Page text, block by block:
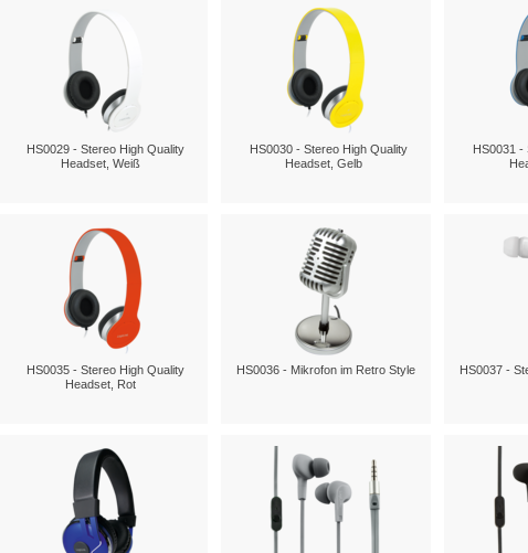
HS0029 - Stereo High Quality
Headset, Weiß
HS0030 - Stereo High Quality
Headset, Gelb
HS0031 -
HS0035 - Stereo High Quality
Headset, Rot
HS0036 - Mikrofon im Retro Style
HS0037 -